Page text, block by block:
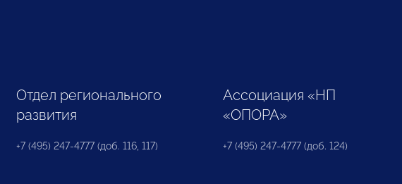
Отдел регионального
развития
+7 (495) 247-4777 (доб. 116, 117)
Ассоциация «НП
«ОПОРА»
+7 (495) 247-4777 (доб. 124)